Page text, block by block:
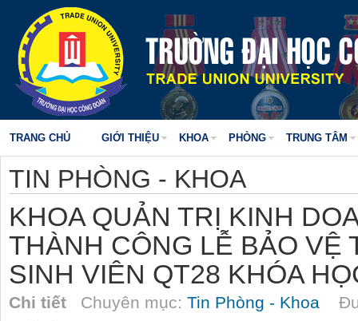
TRANG CHỦ GIỚI THIỆU KHOA PHÒNG TRUNG TÂM
TIN PHÒNG - KHOA
KHOA QUẢN TRỊ KINH
THÀNH CÔNG LỄ BẢO VỆ
SINH VIÊN QT28 KHÓA
Chi tiết Chuyên mục: Tin Phòng - Khoa